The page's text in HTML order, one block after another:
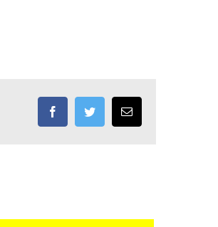
FacebookTwitter Email: